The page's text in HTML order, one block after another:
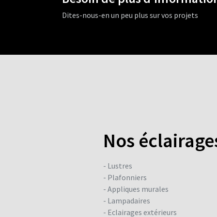
Dites-nous-en un peu plus sur vos projets
Nos
- Lustres
- Plafonniers
- Appliques murales
- Lampadaires
- Eclairages extérieurs